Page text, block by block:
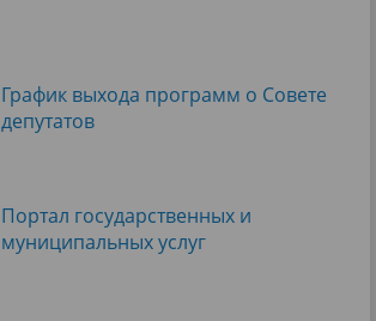
График выхода программ о Cовете
депутатов
Портал государственных и
муниципальных услуг